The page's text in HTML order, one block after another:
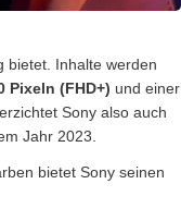
bietet. Inhalte werden
Pixeln (FHD+) und einer
Sony also auch
Jahr 2023.
bietet Sony seinen